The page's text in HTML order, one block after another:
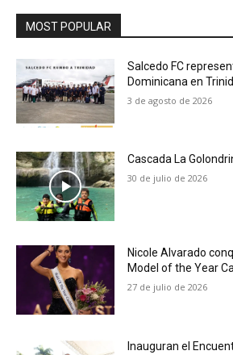
MOST POPULAR
Salcedo FC
Dominicana en
3 de agosto de 2026
Cascada La
30 de julio de 2026
Nicole Alvarado
Model of the Year
27 de julio de 2026
Inauguran el